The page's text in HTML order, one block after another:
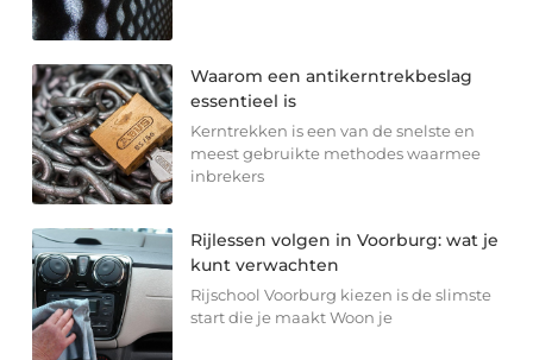
Waarom een antikerntrekbeslag
essentieel is
Kerntrekken is een van de snelste en
meest gebruikte methodes waarmee
inbrekers
Rijlessen volgen in Voorburg: wat je
kunt verwachten
Rijschool Voorburg kiezen is de slimste
start die je maakt Woon je